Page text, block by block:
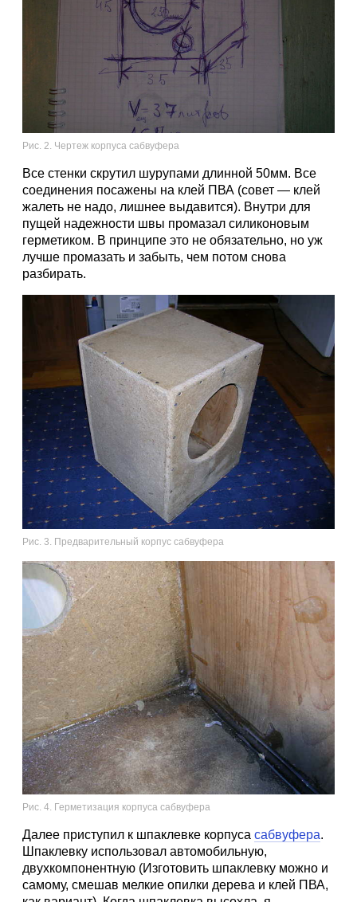
Рис. 2. Чертеж корпуса сабвуфера
Все стенки скрутил шурупами длинной 50мм. Все
соединения посажены на клей ПВА (совет — клей
жалеть не надо, лишнее выдавится). Внутри для
пущей надежности швы промазал силиконовым
герметиком. В принципе это не обязательно, но уж
лучше промазать и забыть, чем потом снова
разбирать.
Рис. 3. Предварительный корпус сабвуфера
Рис. 4. Герметизация корпуса сабвуфера
Далее приступил к шпаклевке корпуса сабвуфера.
Шпаклевку использовал автомобильную,
двухкомпонентную (Изготовить шпаклевку можно и
самому, смешав мелкие опилки дерева и клей ПВА,